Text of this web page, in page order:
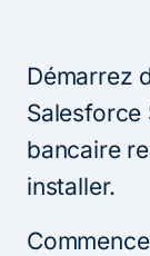
Démarrez
Salesforce
bancaire
installer.